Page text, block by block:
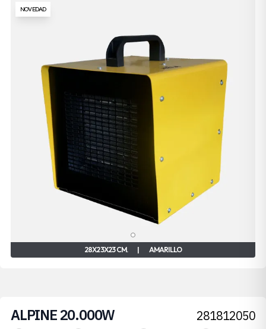
NOVEDAD
28X23X23 CM. | AMARILLO
ALPINE 20.000W 281812050